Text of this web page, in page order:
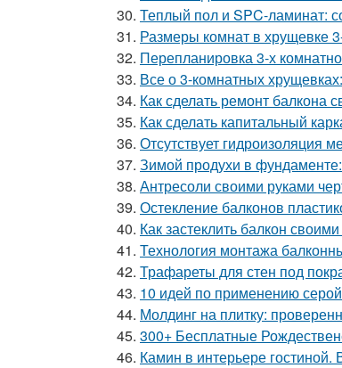
30. Теплый пол и SPC-ламинат:
31. Размеры комнат в хрущевке
32. Перепланировка 3-х
33. Все о 3-комнатных
34. Как сделать ремонт балкона
35. Как сделать капитальный
36. Отсутствует гидроизоляция
37. Зимой продухи в
38. Антресоли своими руками
39. Остекление балконов
40. Как застеклить балкон
41. Технология монтажа
42. Трафареты для стен под
43. 10 идей по применению
44. Молдинг на плитку:
45. 300+ Бесплатные
46. Камин в интерьере